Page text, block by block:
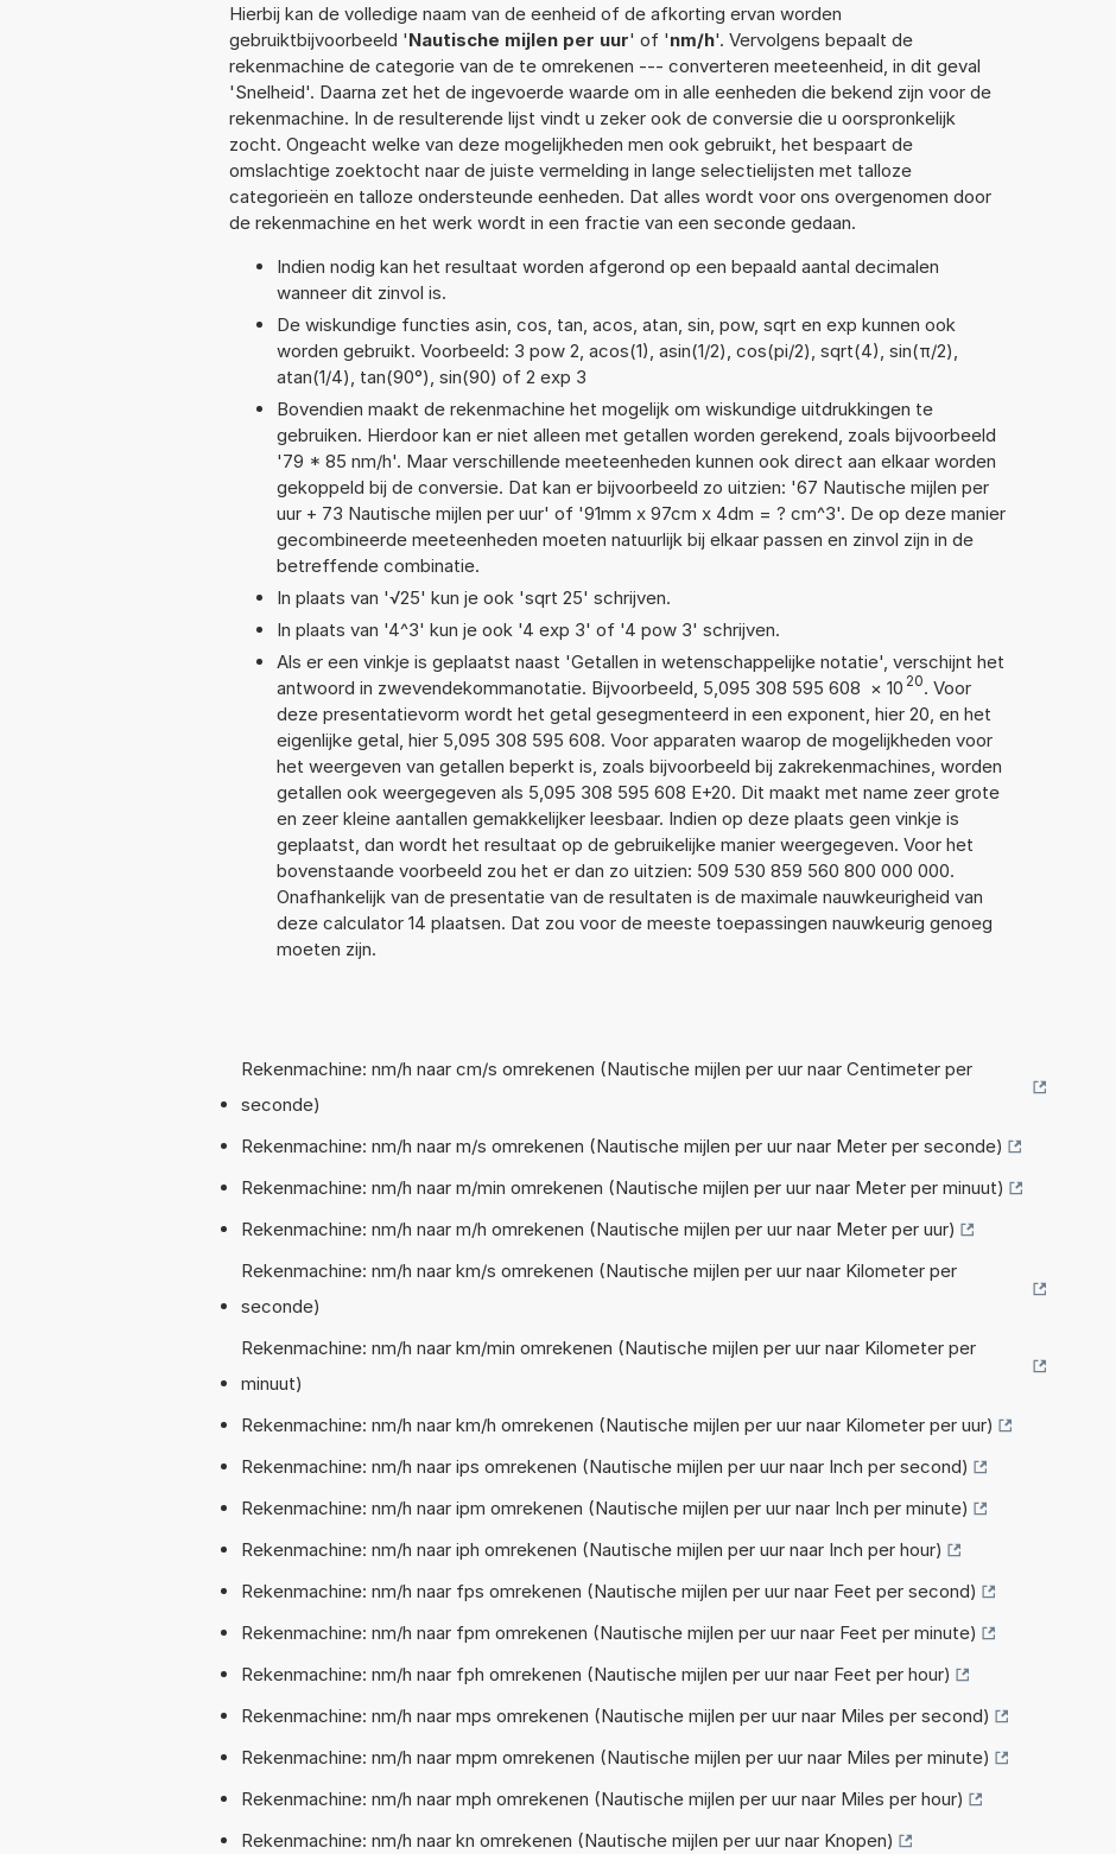
Hierbij kan de volledige naam van de eenheid of de afkorting ervan worden
gebruiktbijvoorbeeld 'Nautische mijlen per uur' of 'nm/h'. Vervolgens bepaalt de
rekenmachine de categorie van de te omrekenen --- converteren meeteenheid, in dit geval
'Snelheid'. Daarna zet het de ingevoerde waarde om in alle eenheden die bekend zijn voor de
rekenmachine. In de resulterende lijst vindt u zeker ook de conversie die u oorspronkelijk
zocht. Ongeacht welke van deze mogelijkheden men ook gebruikt, het bespaart de
omslachtige zoektocht naar de juiste vermelding in lange selectielijsten met talloze
categorieën en talloze ondersteunde eenheden. Dat alles wordt voor ons overgenomen door
de rekenmachine en het werk wordt in een fractie van een seconde gedaan.
Indien nodig kan het resultaat worden afgerond op een bepaald aantal decimalen
wanneer dit zinvol is.
De wiskundige functies asin, cos, tan, acos, atan, sin, pow, sqrt en exp kunnen ook
worden gebruikt. Voorbeeld: 3 pow 2, acos(1), asin(1/2), cos(pi/2), sqrt(4), sin(π/2),
atan(1/4), tan(90°), sin(90) of 2 exp 3
Bovendien maakt de rekenmachine het mogelijk om wiskundige uitdrukkingen te
gebruiken. Hierdoor kan er niet alleen met getallen worden gerekend, zoals bijvoorbeeld
'79 * 85 nm/h'. Maar verschillende meeteenheden kunnen ook direct aan elkaar worden
gekoppeld bij de conversie. Dat kan er bijvoorbeeld zo uitzien: '67 Nautische mijlen per
uur + 73 Nautische mijlen per uur' of '91mm x 97cm x 4dm = ? cm^3'. De op deze manier
gecombineerde meeteenheden moeten natuurlijk bij elkaar passen en zinvol zijn in de
betreffende combinatie.
In plaats van '√25' kun je ook 'sqrt 25' schrijven.
In plaats van '4^3' kun je ook '4 exp 3' of '4 pow 3' schrijven.
Als er een vinkje is geplaatst naast 'Getallen in wetenschappelijke notatie', verschijnt het
antwoord in zwevendekommanotatie. Bijvoorbeeld, 5,095 308 595 608 × 10 20. Voor
deze presentatievorm wordt het getal gesegmenteerd in een exponent, hier 20, en het
eigenlijke getal, hier 5,095 308 595 608. Voor apparaten waarop de mogelijkheden voor
het weergeven van getallen beperkt is, zoals bijvoorbeeld bij zakrekenmachines, worden
getallen ook weergegeven als 5,095 308 595 608 E+20. Dit maakt met name zeer grote
en zeer kleine aantallen gemakkelijker leesbaar. Indien op deze plaats geen vinkje is
geplaatst, dan wordt het resultaat op de gebruikelijke manier weergegeven. Voor het
bovenstaande voorbeeld zou het er dan zo uitzien: 509 530 859 560 800 000 000.
Onafhankelijk van de presentatie van de resultaten is de maximale nauwkeurigheid van
deze calculator 14 plaatsen. Dat zou voor de meeste toepassingen nauwkeurig genoeg
moeten zijn.
Rekenmachine: nm/h naar cm/s omrekenen (Nautische mijlen per uur naar Centimeter per
seconde)
Rekenmachine: nm/h naar m/s omrekenen (Nautische mijlen per uur naar Meter per seconde)
Rekenmachine: nm/h naar m/min omrekenen (Nautische mijlen per uur naar Meter per minuut)
Rekenmachine: nm/h naar m/h omrekenen (Nautische mijlen per uur naar Meter per uur)
Rekenmachine: nm/h naar km/s omrekenen (Nautische mijlen per uur naar Kilometer per
seconde)
Rekenmachine: nm/h naar km/min omrekenen (Nautische mijlen per uur naar Kilometer per
minuut)
Rekenmachine: nm/h naar km/h omrekenen (Nautische mijlen per uur naar Kilometer per uur)
Rekenmachine: nm/h naar ips omrekenen (Nautische mijlen per uur naar Inch per second)
Rekenmachine: nm/h naar ipm omrekenen (Nautische mijlen per uur naar Inch per minute)
Rekenmachine: nm/h naar iph omrekenen (Nautische mijlen per uur naar Inch per hour)
Rekenmachine: nm/h naar fps omrekenen (Nautische mijlen per uur naar Feet per second)
Rekenmachine: nm/h naar fpm omrekenen (Nautische mijlen per uur naar Feet per minute)
Rekenmachine: nm/h naar fph omrekenen (Nautische mijlen per uur naar Feet per hour)
Rekenmachine: nm/h naar mps omrekenen (Nautische mijlen per uur naar Miles per second)
Rekenmachine: nm/h naar mpm omrekenen (Nautische mijlen per uur naar Miles per minute)
Rekenmachine: nm/h naar mph omrekenen (Nautische mijlen per uur naar Miles per hour)
Rekenmachine: nm/h naar kn omrekenen (Nautische mijlen per uur naar Knopen)